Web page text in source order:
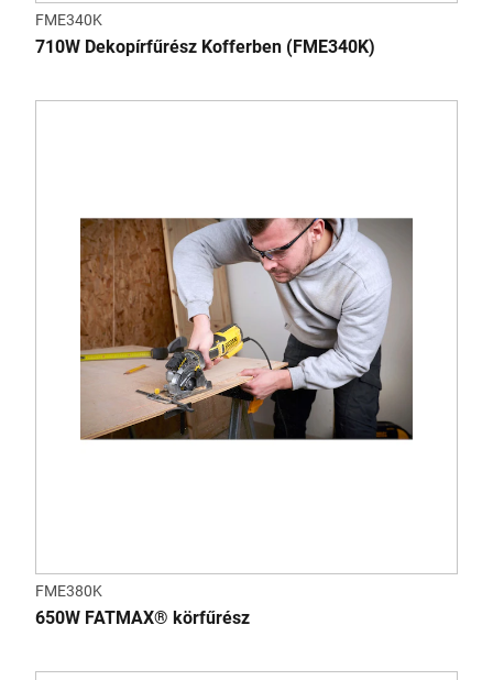
FME340K
710W Dekopírfűrész Kofferben (FME340K)
FME380K
650W FATMAX® körfűrész